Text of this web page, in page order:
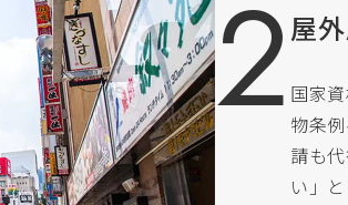
屋
国家
物条
請も
い」